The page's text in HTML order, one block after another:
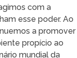
com a
esse poder. Ao
a promover
propício ao
mundial da